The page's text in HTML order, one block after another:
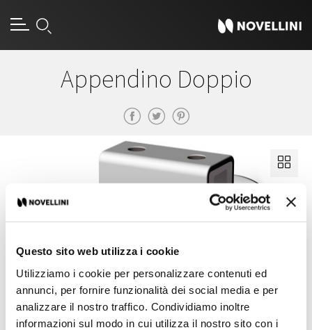
Questo sito web utilizza i cookie
Utilizziamo i cookie per personalizzare contenuti ed
annunci, per fornire funzionalità dei social media e per
analizzare il nostro traffico. Condividiamo inoltre
informazioni sul modo in cui utilizza il nostro sito con i
Appendino Doppio